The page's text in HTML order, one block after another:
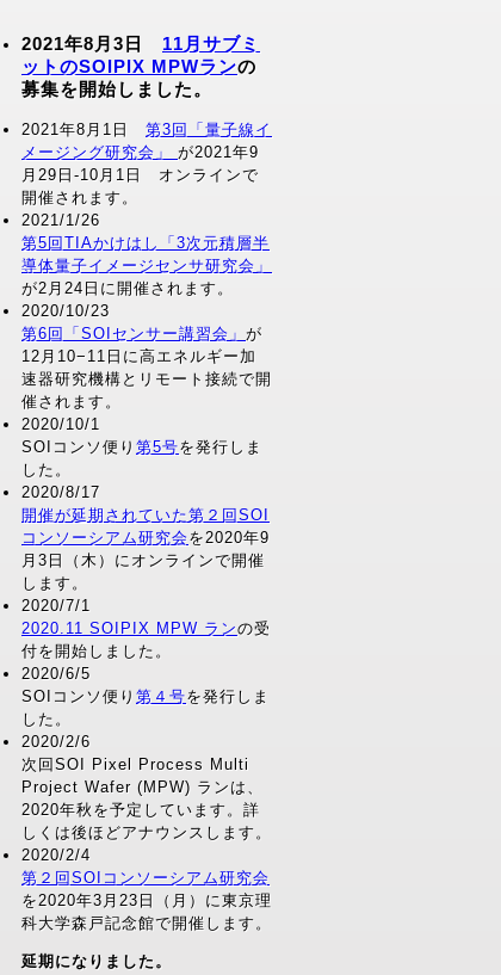
2021年8月3日 11月サブミ
ットのSOIPIX MPWランの
募集を開始しました。
2021年8月1日 第3回「量子線イ
メージング研究会」 が2021年9
月29日-10月1日 オンラインで
開催されます。
2021/1/26
第5回TIAかけはし「3次元積層半
導体量子イメージセンサ研究会」
が2月24日に開催されます。
2020/10/23
第6回「SOIセンサー講習会」 が
12月10−11日に高エネルギー加
速器研究機構とリモート接続で開
催されます。
2020/10/1
SOIコンソ便り 第5号を発行しま
した。
2020/8/17
開催が延期されていた第２回SOI
コンソーシアム研究会を2020年9
月3日（木）にオンラインで開催
します。
2020/7/1
2020.11 SOIPIX MPW ランの受
付を開始しました。
2020/6/5
SOIコンソ便り 第４号を発行しま
した。
2020/2/6
次回SOI Pixel Process Multi
Project Wafer (MPW) ランは、
2020年秋を予定しています。詳
しくは後ほどアナウンスします。
2020/2/4
第２回SOIコンソーシアム研究会
を2020年3月23日（月）に東京理
科大学森戸記念館で開催します。
延期になりました。